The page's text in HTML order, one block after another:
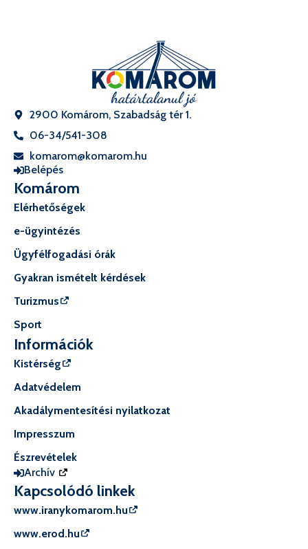
2900 Komárom, Szabadság tér 1.
06-34/541-308
komarom@komarom.hu
Belépés
Komárom
Elérhetőségek
e-ügyintézés
Ügyfélfogadási órák
Gyakran ismételt kérdések
Turizmus
Sport
Információk
Kistérség
Adatvédelem
Akadálymentesítési nyilatkozat
Impresszum
Észrevételek
Archív
Kapcsolódó linkek
www.iranykomarom.hu
www.erod.hu